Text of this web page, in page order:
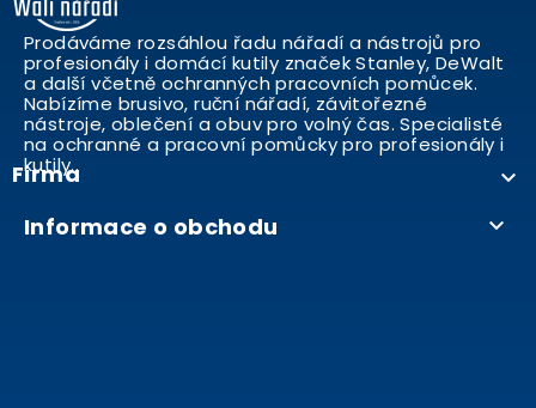
Prodáváme rozsáhlou řadu nářadí a nástrojů pro
profesionály i domácí kutily značek Stanley, DeWalt
a další včetně ochranných pracovních pomůcek.
Nabízíme brusivo, ruční nářadí, závitořezné
nástroje, oblečení a obuv pro volný čas. Specialisté
na ochranné a pracovní pomůcky pro profesionály i
kutily..
Firma 
Informace o obchodu 